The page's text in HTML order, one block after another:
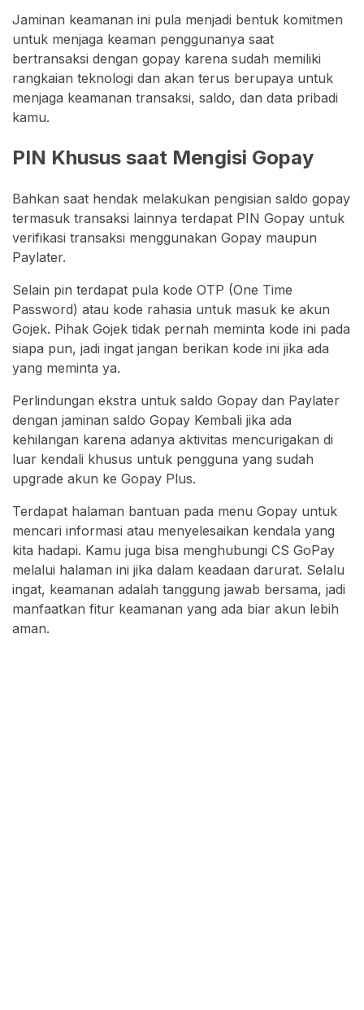
Jaminan keamanan ini pula menjadi bentuk komitmen
untuk menjaga keaman penggunanya saat
bertransaksi dengan gopay karena sudah memiliki
rangkaian teknologi dan akan terus berupaya untuk
menjaga keamanan transaksi, saldo, dan data pribadi
kamu.
PIN Khusus saat Mengisi Gopay
Bahkan saat hendak melakukan pengisian saldo gopay
termasuk transaksi lainnya terdapat PIN Gopay untuk
verifikasi transaksi menggunakan Gopay maupun
Paylater.
Selain pin terdapat pula kode OTP (One Time
Password) atau kode rahasia untuk masuk ke akun
Gojek. Pihak Gojek tidak pernah meminta kode ini pada
siapa pun, jadi ingat jangan berikan kode ini jika ada
yang meminta ya.
Perlindungan ekstra untuk saldo Gopay dan Paylater
dengan jaminan saldo Gopay Kembali jika ada
kehilangan karena adanya aktivitas mencurigakan di
luar kendali khusus untuk pengguna yang sudah
upgrade akun ke Gopay Plus.
Terdapat halaman bantuan pada menu Gopay untuk
mencari informasi atau menyelesaikan kendala yang
kita hadapi. Kamu juga bisa menghubungi CS GoPay
melalui halaman ini jika dalam keadaan darurat. Selalu
ingat, keamanan adalah tanggung jawab bersama, jadi
manfaatkan fitur keamanan yang ada biar akun lebih
aman.